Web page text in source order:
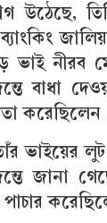
ভাই নীরব
বাধা
করেছিলেন
ভাইয়ের
জানা